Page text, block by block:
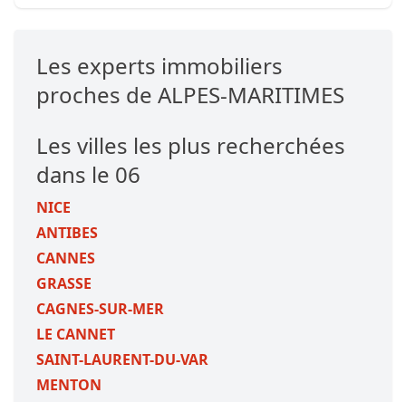
Les experts immobiliers
proches de ALPES-MARITIMES
Les villes les plus recherchées
dans le 06
NICE
ANTIBES
CANNES
GRASSE
CAGNES-SUR-MER
LE CANNET
SAINT-LAURENT-DU-VAR
MENTON